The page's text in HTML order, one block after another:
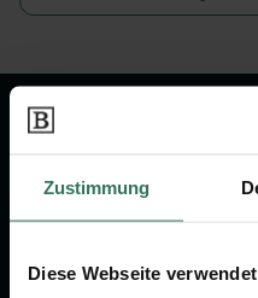
Zustimmung
Diese Webseite
Wir sind Ihr
um das Thema
Vorsorge.
Jetzt